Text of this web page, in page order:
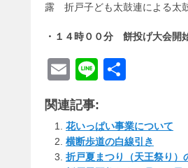
露 折戸子ども太鼓連による太
・１４時００分 餅投げ大会開
E
m
ail
Li
e
関連記事:
花いっぱい事業について
横断歩道の白線引き
折戸夏まつり（天王祭り）